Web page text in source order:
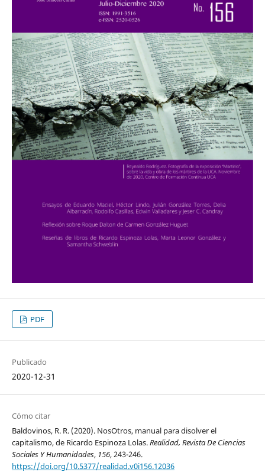
PDF
Publicado
2020-12-31
Cómo citar
Baldovinos, R. R. (2020). NosOtros, manual para disolver el
capitalismo, de Ricardo Espinoza Lolas.Realidad, Revista De Ciencias
Sociales Y Humanidades, 156, 243-246.
https://doi.org/10.5377/realidad.v0i156.12036